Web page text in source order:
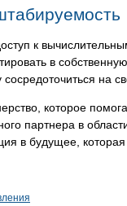
к
в
на
которое
партнера в
в будущее, которая